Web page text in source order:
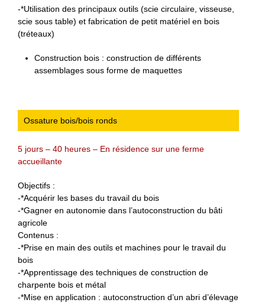
-*Utilisation des principaux outils (scie circulaire, visseuse,
scie sous table) et fabrication de petit matériel en bois
(tréteaux)
Construction bois : construction de différents
assemblages sous forme de maquettes
Ossature bois/bois ronds
5 jours – 40 heures – En résidence sur une ferme
accueillante
Objectifs :
-*Acquérir les bases du travail du bois
-*Gagner en autonomie dans l’autoconstruction du bâti
agricole
Contenus :
-*Prise en main des outils et machines pour le travail du
bois
-*Apprentissage des techniques de construction de
charpente bois et métal
-*Mise en application : autoconstruction d’un abri d’élevage